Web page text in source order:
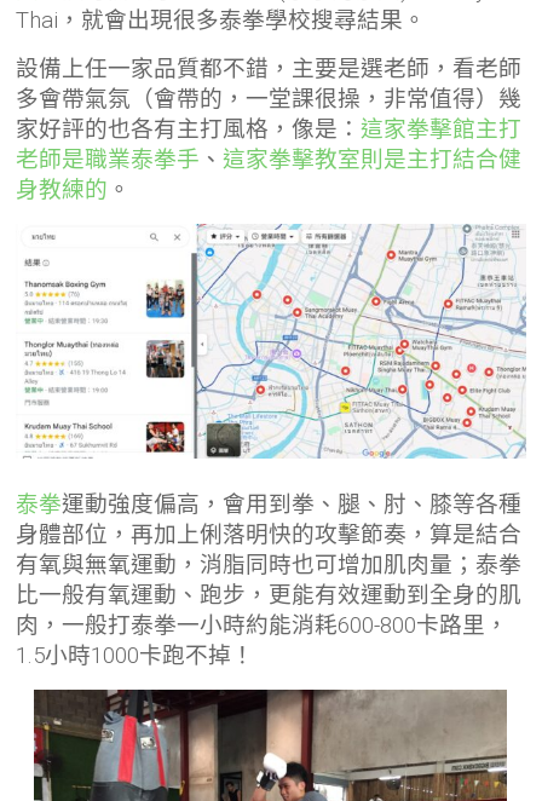
Thai，就會出現很多泰拳學校搜尋結果。
設備上任一家品質都不錯，主要是選老師，看老師
多會帶氣氛（會帶的，一堂課很操，非常值得）幾
家好評的也各有主打風格，像是：這家拳擊館主打
老師是職業泰拳手 、這家拳擊教室則是主打結合健
身教練的 。
泰拳運動強度偏高，會用到拳、腿、肘、膝等各種
身體部位，再加上俐落明快的攻擊節奏，算是結合
有氧與無氧運動，消脂同時也可增加肌肉量；泰拳
比一般有氧運動、跑步，更能有效運動到全身的肌
肉，一般打泰拳一小時約能消耗600-800卡路里，
1.5小時1000卡跑不掉！